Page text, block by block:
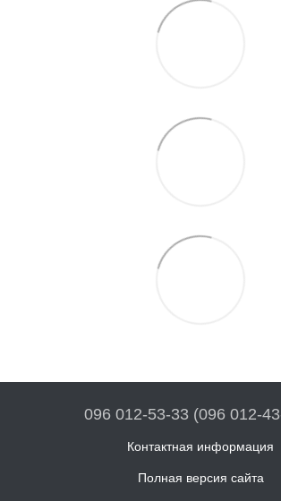
096 012-53-33 (096 012-
Контактная информация
Полная версия сайта